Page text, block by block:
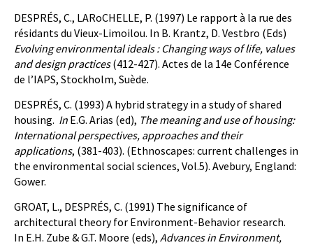
DESPRÉS, C., LARoCHELLE, P. (1997) Le rapport à la rue des
résidants du Vieux-Limoilou. In B. Krantz, D. Vestbro (Eds)
Evolving environmental ideals : Changing ways of life, values
and design practices(412-427). Actes de la 14e Conférence
de l’IAPS, Stockholm, Suède.
DESPRÉS, C. (1993) A hybrid strategy in a study of shared
housing. In E.G. Arias (ed), The meaning and use of housing:
International perspectives, approaches and their
applications, (381-403). (Ethnoscapes: current challenges in
the environmental social sciences, Vol.5). Avebury, England:
Gower.
GROAT, L., DESPRÉS, C. (1991) The significance of
architectural theory for Environment-Behavior research.
In E.H. Zube & G.T. Moore (eds), Advances in Environment,